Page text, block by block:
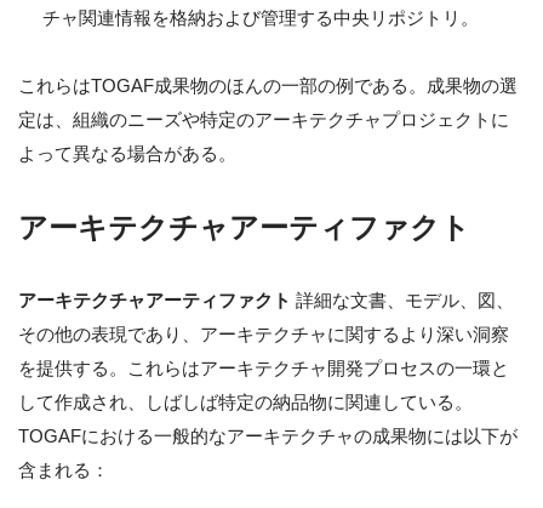
チャ関連情報を格納および管理する中央リポジトリ。
これらはTOGAF成果物のほんの一部の例である。成果物の選
定は、組織のニーズや特定のアーキテクチャプロジェクトに
よって異なる場合がある。
アーキテクチャアーティファクト
アーキテクチャアーティファクト 詳細な文書、モデル、図、
その他の表現であり、アーキテクチャに関するより深い洞察
を提供する。これらはアーキテクチャ開発プロセスの一環と
して作成され、しばしば特定の納品物に関連している。
TOGAFにおける一般的なアーキテクチャの成果物には以下が
含まれる：